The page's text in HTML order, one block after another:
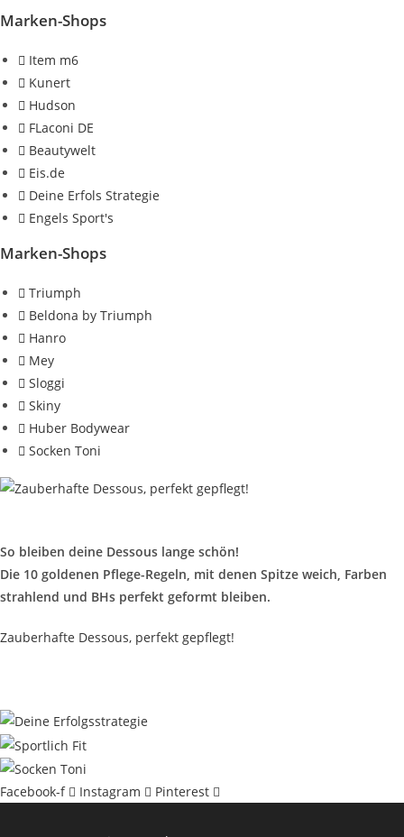
Marken-Shops
Item m6
Kunert
Hudson
FLaconi DE
Beautywelt
Eis.de
Deine Erfols Strategie
Engels Sport's
Marken-Shops
Triumph
Beldona by Triumph
Hanro
Mey
Sloggi
Skiny
Huber Bodywear
Socken Toni
So bleiben deine Dessous lange schön!
Die 10 goldenen Pflege-Regeln, mit denen Spitze weich, Farben
strahlend und BHs perfekt geformt bleiben.
Zauberhafte Dessous, perfekt gepflegt!
Facebook-f Instagram Pinterest